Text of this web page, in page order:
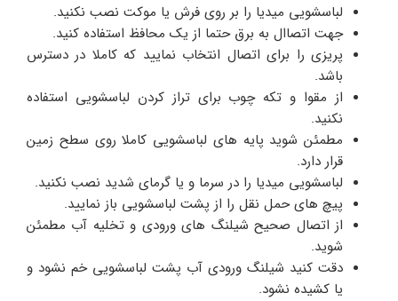
لباسشویی میدیا را بر روی فرش یا موکت نصب نکنید.
جهت اتصاال به برق حتما از یک محافظ استفاده کنید.
پریزی را برای اتصال انتخاب نمایید که کاملا در دسترس
باشد.
از مقوا و تکه چوب برای تراز کردن لباسشویی استفاده
نکنید.
مطمئن شوید پایه های لباسشویی کاملا روی سطح زمین
قرار دارد.
لباسشویی میدیا را در سرما و یا گرمای شدید نصب نکنید.
پیچ های حمل نقل را از پشت لباسشویی باز نمایید.
از اتصال صحیح شیلنگ های ورودی و تخلیه آب مطمئن
شوید.
دقت کنید شیلنگ ورودی آب پشت لباسشویی خم نشود و
یا کشیده نشود.